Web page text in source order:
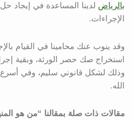
بالرياض لدينا المساعدة في إيجاد
الإجراءات.
وقد ينوب عنك محامينا في القيام
استخراج صك حصر الورثة، وبقية
وذلك لشكل قانوني سليم، وفي
الله.
مقالات ذات صلة بمقالنا “من هو